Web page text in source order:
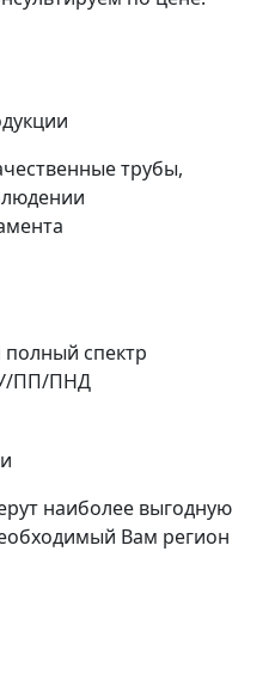
трубы,
полный спектр
ПП/ПНД
наиболее выгодную
Вам регион